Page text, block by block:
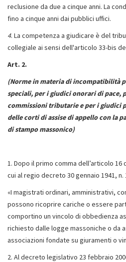
reclusione da due a cinque anni. La
fino a cinque anni dai pubblici uffici.
4. La competenza a giudicare è del
collegiale ai sensi dell'articolo 33-bis
Art. 2.
(Norme in materia di incompatibilità
speciali, per i giudici onorari di pace,
commissioni tributarie e per i giudici
delle corti di assise di appello con la
di stampo massonico)
1. Dopo il primo comma dell’articolo
cui al regio decreto 30 gennaio 1941,
«I magistrati ordinari, amministrativi,
possono ricoprire cariche o essere
comportino un vincolo di obbedienza
richiesto dalle logge massoniche o da
associazioni fondate su giuramenti o
2. Al decreto legislativo 23 febbraio